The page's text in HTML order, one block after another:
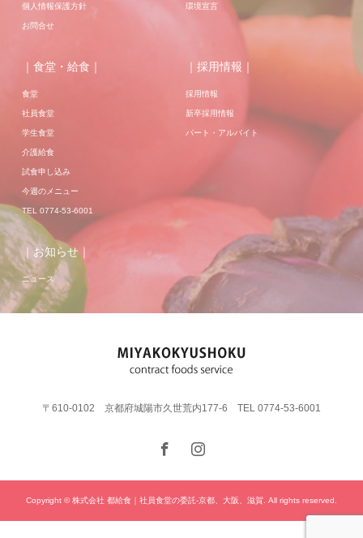
個人情報保護方針
お問合せ
環境宣言
｜食堂・給食｜
食堂
社員食堂
学生食堂
介護給食
試食申し込み
今週のメニュー
TEL 0774-53-6001
｜採用情報｜
採用情報
新卒採用情報
パート・アルバイト
｜お知らせ｜
ニュース
〒610-0102 京都府城陽市久世荒内177-6 TEL 0774-53-6001
Copyright © 株式会社 都給食｜社員食堂の委託-京都、大阪、滋賀. All rights reserved.